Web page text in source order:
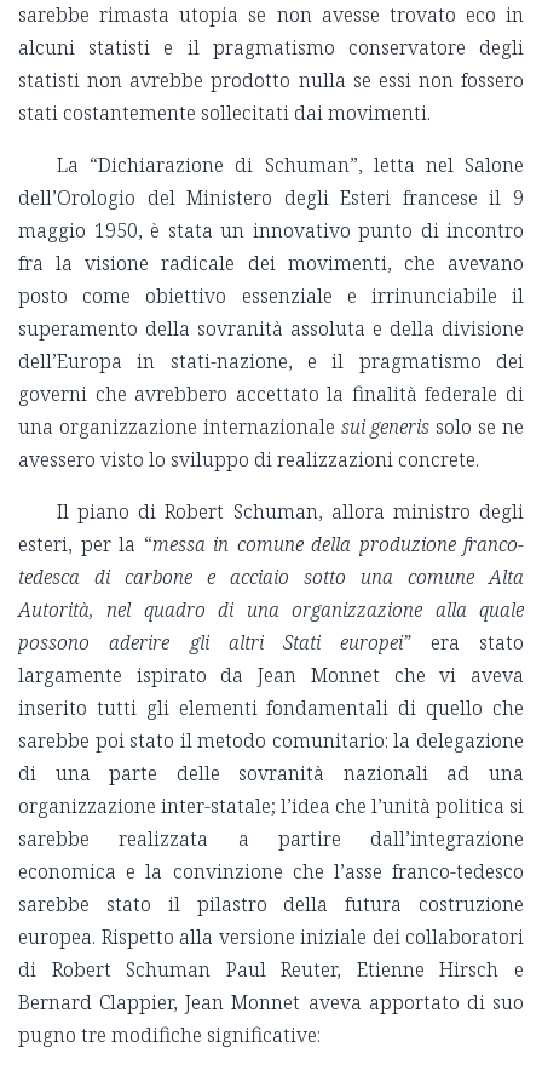
sarebbe rimasta utopia se non avesse trovato eco in
alcuni statisti e il pragmatismo conservatore degli
statisti non avrebbe prodotto nulla se essi non fossero
stati costantemente sollecitati dai movimenti.
La “Dichiarazione di Schuman”, letta nel Salone
dell’Orologio del Ministero degli Esteri francese il 9
maggio 1950, è stata un innovativo punto di incontro
fra la visione radicale dei movimenti, che avevano
posto come obiettivo essenziale e irrinunciabile il
superamento della sovranità assoluta e della divisione
dell’Europa in stati-nazione, e il pragmatismo dei
governi che avrebbero accettato la finalità federale di
una organizzazione internazionale sui generis solo se ne
avessero visto lo sviluppo di realizzazioni concrete.
Il piano di Robert Schuman, allora ministro degli
esteri, per la “messa in comune della produzione franco-
tedesca di carbone e acciaio sotto una comune Alta
Autorità, nel quadro di una organizzazione alla quale
possono aderire gli altri Stati europei” era stato
largamente ispirato da Jean Monnet che vi aveva
inserito tutti gli elementi fondamentali di quello che
sarebbe poi stato il metodo comunitario: la delegazione
di una parte delle sovranità nazionali ad una
organizzazione inter-statale; l’idea che l’unità politica si
sarebbe realizzata a partire dall’integrazione
economica e la convinzione che l’asse franco-tedesco
sarebbe stato il pilastro della futura costruzione
europea. Rispetto alla versione iniziale dei collaboratori
di Robert Schuman Paul Reuter, Etienne Hirsch e
Bernard Clappier, Jean Monnet aveva apportato di suo
pugno tre modifiche significative: